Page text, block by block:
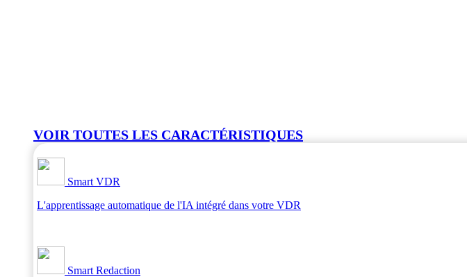
VOIR TOUTES LES CARACTÉRISTIQUES
Smart VDR
L'apprentissage automatique de l'IA intégré dans votre VDR
Smart Redaction